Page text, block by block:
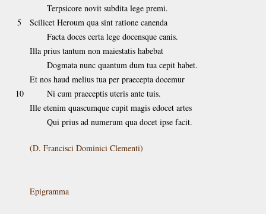
Terpsicore novit subdita lege premi.
5
Scilicet Heroum qua sint ratione canenda
Facta doces certa lege docensque canis.
Illa prius tantum non maiestatis habebat
Dogmata nunc quantum dum tua cepit habet.
Et nos haud melius tua per praecepta docemur
10
Ni cum praeceptis uteris ante tuis.
Ille etenim quascumque cupit magis edocet artes
Qui prius ad numerum qua docet ipse facit.
(D. Francisci Dominici Clementi)
Epigramma